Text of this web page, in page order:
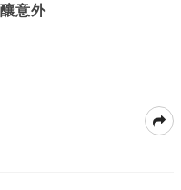
意外